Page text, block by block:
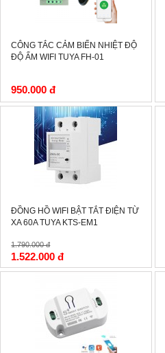
CÔNG TẮC CẢM BIẾN NHIỆT ĐỘ
ĐỘ ẨM WIFI TUYA FH-01
950.000 đ
ĐỒNG HỒ WIFI BẬT TẮT ĐIỆN TỪ
XA 60A TUYA KTS-EM1
1.790.000 đ
1.522.000 đ